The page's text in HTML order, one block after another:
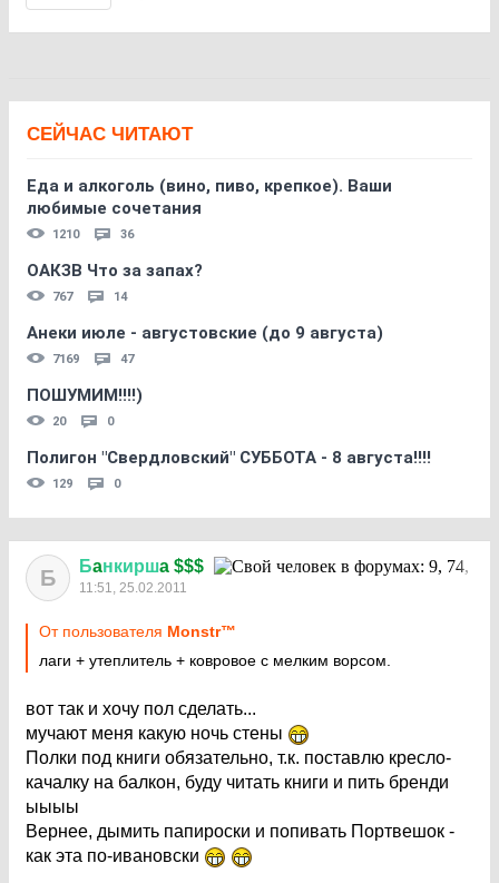
СЕЙЧАС ЧИТАЮТ
Еда и алкоголь (вино, пиво, крепкое). Ваши
любимые сочетания
1210 36
ОАКЗВ Что за запах?
767 14
Анеки июле - августовские (до 9 августа)
7169 47
ПОШУМИМ!!!!)
20 0
Полигон "Свердловский" СУББОТА - 8 августа!!!!
129 0
Б Бaнкиршa $$$
11:51, 25.02.2011
От пользователя Monstr™
лаги + утеплитель + ковровое с мелким ворсом.
вот так и хочу пол сделать...
мучают меня какую ночь стены
Полки под книги обязательно, т.к. поставлю кресло-
качалку на балкон, буду читать книги и пить бренди
ыыыы
Вернее, дымить папироски и попивать Портвешок -
как эта по-ивановски